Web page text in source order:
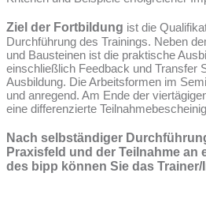
Ziel der Fortbildung ist die
Durchführung des Trainings. Neben
und Bausteinen ist die praktische
einschließlich Feedback und Transfer
Ausbildung. Die Arbeitsformen im
und anregend. Am Ende der
eine differenzierte
Nach selbständiger
Praxisfeld und der Teilnahme an
des bipp können Sie das